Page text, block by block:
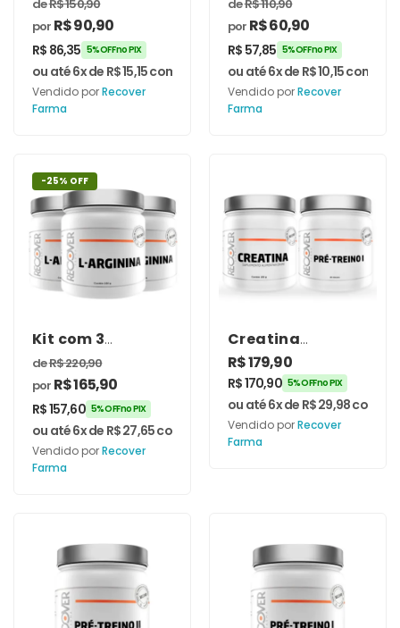
Cordyceps
Sinensis 650mg
60 Cápsulas
deR$150,90
por R$90,90
R$ 86,35 5% OFF no PIX
ou até 6x de R$15,15com juros
Vendido porRecover
Farma
500mg
deR$110,90
por R$60,90
R$ 57,85 5% OFF no PIX
ou até 6x de R$10,15com
Vendido porRecover
Farma
-25% OFF
Kit com 3
unidades de L-
Arginina 250g
deR$220,90
por R$165,90
R$157,60 5% OFF no PIX
ou até 6x de R$27,65com juros
Vendido porRecover
Farma
Creatina
Monohidratada
250g + Pré-Treino
I – Recover
Farma
R$179,90
R$170,90 5% OFF no PIX
ou até 6x de R$29,98com
Vendido porRecover
Farma